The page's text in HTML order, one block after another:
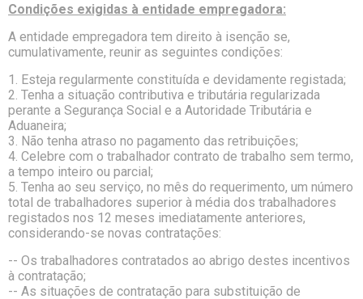
Condições exigidas à entidade empregadora:
A entidade empregadora tem direito à isenção se,
cumulativamente, reunir as seguintes condições:
1. Esteja regularmente constituída e devidamente registada;
2. Tenha a situação contributiva e tributária regularizada
perante a Segurança Social e a Autoridade Tributária e
Aduaneira;
3. Não tenha atraso no pagamento das retribuições;
4. Celebre com o trabalhador contrato de trabalho sem termo,
a tempo inteiro ou parcial;
5. Tenha ao seu serviço, no mês do requerimento, um número
total de trabalhadores superior à média dos trabalhadores
registados nos 12 meses imediatamente anteriores,
considerando-se novas contratações:
-- Os trabalhadores contratados ao abrigo destes incentivos
à contratação;
-- As situações de contratação para substituição de